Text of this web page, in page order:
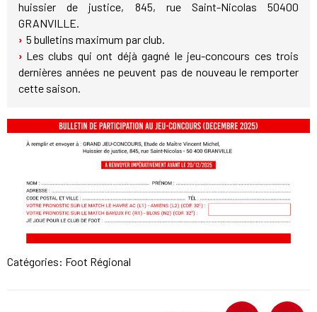
huissier de justice, 845, rue Saint-Nicolas 50400
GRANVILLE.
5 bulletins maximum par club.
Les clubs qui ont déjà gagné le jeu-concours ces trois
dernières années ne peuvent pas de nouveau le remporter
cette saison.
Catégories: Foot Régional